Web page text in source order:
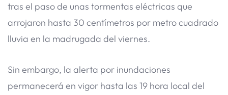
tras el paso de unas tormentas eléctricas que
arrojaron hasta 30 centímetros por metro cuadrado
lluvia en la madrugada del viernes.
Sin embargo, la alerta por inundaciones
permanecerá en vigor hasta las 19 hora local del